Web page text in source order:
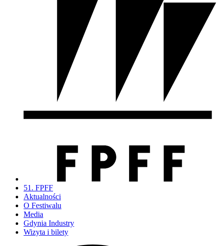
51. FPFF
Aktualności
O Festiwalu
Media
Gdynia Industry
Wizyta i bilety